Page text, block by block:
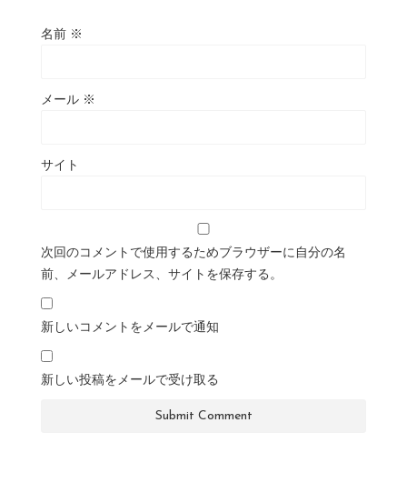
名前 ※
メール ※
サイト
次回のコメントで使用するためブラウザーに自分の名
前、メールアドレス、サイトを保存する。
新しいコメントをメールで通知
新しい投稿をメールで受け取る